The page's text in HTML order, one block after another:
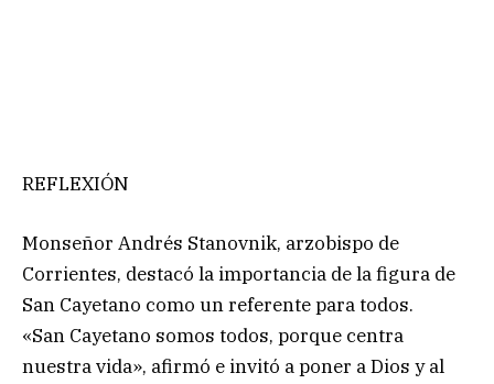
REFLEXIÓN
Monseñor Andrés Stanovnik, arzobispo de
Corrientes, destacó la importancia de la figura de
San Cayetano como un referente para todos.
«San Cayetano somos todos, porque centra
nuestra vida», afirmó e invitó a poner a Dios y al